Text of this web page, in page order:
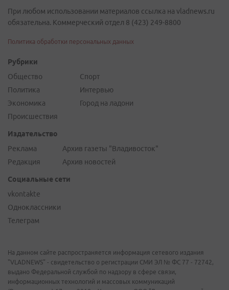
При любом использовании материалов ссылка на vladnews.ru
обязательна. Коммерческий отдел 8 (423) 249-8800
Политика обработки персональных данных
Рубрики
Общество
Политика
Экономика
Происшествия
Спорт
Интервью
Город на ладони
Издательство
Реклама
Редакция
Архив газеты "Владивосток"
Архив новостей
Социальные сети
vkontakte
Одноклассники
Телеграм
На данном сайте распространяется информация сетевого издания
"VLADNEWS" - свидетельство о регистрации СМИ ЭЛ № ФС 77 - 72742,
выдано Федеральной службой по надзору в сфере связи,
информационных технологий и массовых коммуникаций